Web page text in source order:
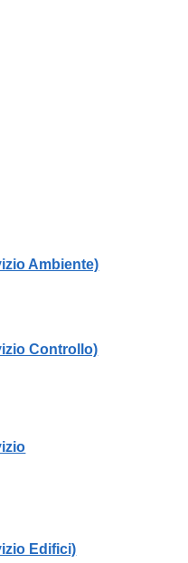
Ambiente)
Controllo)
Edifici)